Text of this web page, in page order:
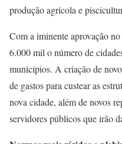
produção agrícola e
Com a iminente aprovação
6.000 mil o número de
municípios. A criação de
de gastos para custear as
nova cidade, além de novos
servidores públicos que irão